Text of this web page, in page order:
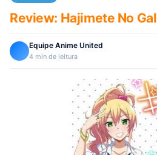
Review: Hajimete No Gal
Equipe Anime United
4 min de leitura